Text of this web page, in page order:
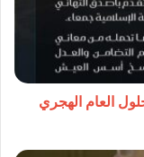
العام الهجري